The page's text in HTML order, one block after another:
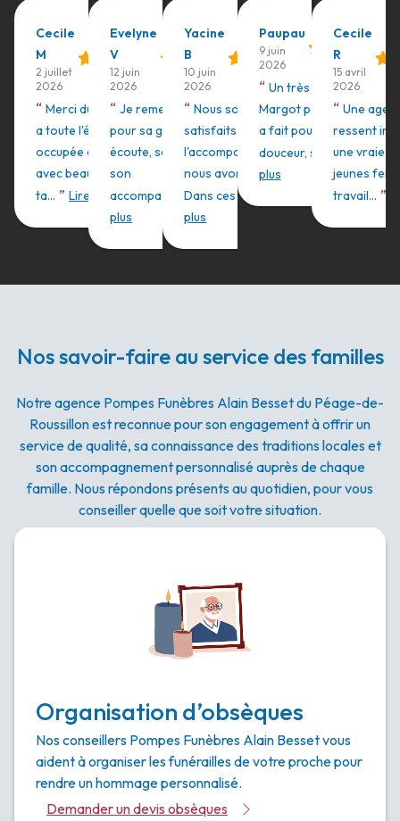
Cecile
M
2 juillet
2026
“ Merci du fond du coeur
a toute l'équipe qui s'est
occupée de ma maman,
avec beaucoup de
ta... ” Lire plus
Evelyne
V
12 juin
2026
“ Je remercie Sandrine
pour sa gentillesse, son
écoute, sa bienveillance et
son
accompagneme... ” Lire
plus
Yacine
B
10 juin
2026
“ Nous sommes très
satisfaits de
l'accompagnement dont
nous avons bénéficié.
Dans ces moment...
plus
Paupau
9 juin
2026
“ Un très grand merci
Margot pour tout ce
a fait pour nous. Pour sa
douceur, sa bien... ” Lire
plus
Cecile
R
15 avril
2026
“ Une
ressent
une vraie
jeunes
travail... ”
Nos savoir-faire au service des familles
Notre agence Pompes Funèbres Alain Besset du Péage-de-
Roussillon est reconnue pour son engagement à offrir un
service de qualité, sa connaissance des traditions locales et
son accompagnement personnalisé auprès de chaque
famille. Nous répondons présents au quotidien, pour vous
conseiller quelle que soit votre situation.
Organisation d’obsèques
Nos conseillers Pompes Funèbres Alain Besset vous
aident à organiser les funérailles de votre proche pour
rendre un hommage personnalisé.
Demander un devis obsèques